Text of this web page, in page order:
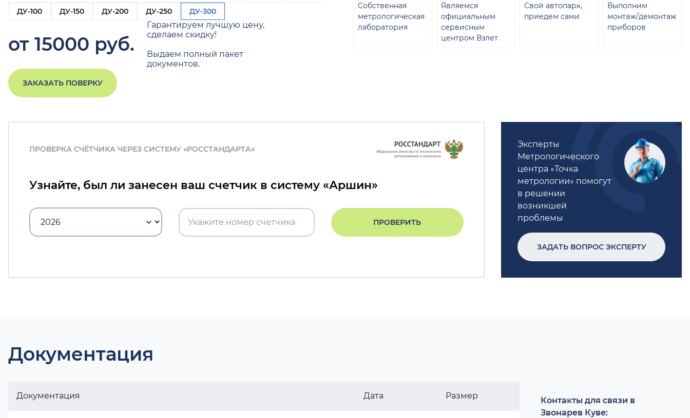
ДУ-100
ДУ-150 ДУ-200 ДУ-250 ДУ-300
от 15000 руб.
Гарантируем лучшую цену,
сделаем скидку!
Выдаем полный пакет
документов.
ЗАКАЗАТЬ ПОВЕРКУ
Собственная
метрологическая
лаборатория
Являемся
официальным
сервисным
центром Взлет
Свой автопарк,
приедем сами
Выполним
монтаж/демонтаж
приборов
ПРОВЕРКА СЧЁТЧИКА ЧЕРЕЗ СИСТЕМУ «РОССТАНДАРТА»
Узнайте, был ли занесен ваш счетчик в систему «Аршин»
ПРОВЕРИТЬ
Эксперты
Метрологического
центра «Точка
метрологии» помогут
в решении
возникшей
проблемы
ЗАДАТЬ ВОПРОС ЭКСПЕРТУ
Документация
Документация Дата Размер
Контакты для связи в
Звонарев Куве: